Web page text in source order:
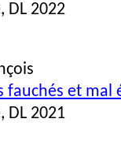
DL 2022
fauchés et mal
DL 2021